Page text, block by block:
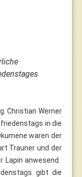
Christian Werner
in die
waren der
Trauner und der
anwesend.
gibt die